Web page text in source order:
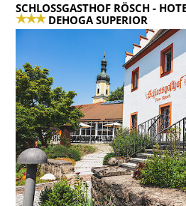
SCHLOSSGASTHOF RÖSCH-
DEHOGA SUPERIOR